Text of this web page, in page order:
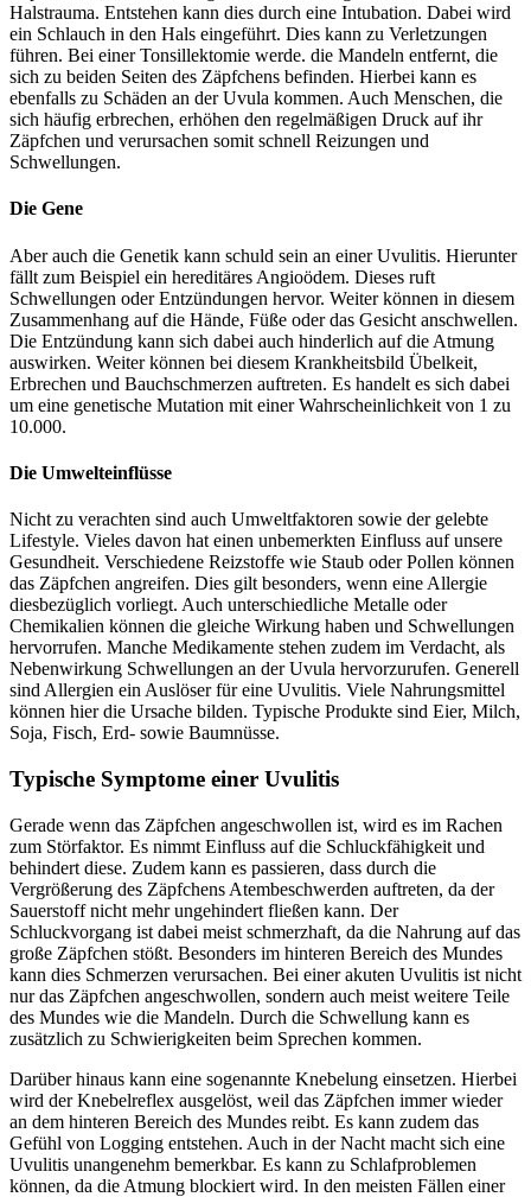
Halstrauma. Entstehen kann dies durch eine Intubation. Dabei wird
ein Schlauch in den Hals eingeführt. Dies kann zu Verletzungen
führen. Bei einer Tonsillektomie werde. die Mandeln entfernt, die
sich zu beiden Seiten des Zäpfchens befinden. Hierbei kann es
ebenfalls zu Schäden an der Uvula kommen. Auch Menschen, die
sich häufig erbrechen, erhöhen den regelmäßigen Druck auf ihr
Zäpfchen und verursachen somit schnell Reizungen und
Schwellungen.
Die Gene
Aber auch die Genetik kann schuld sein an einer Uvulitis. Hierunter
fällt zum Beispiel ein hereditäres Angioödem. Dieses ruft
Schwellungen oder Entzündungen hervor. Weiter können in diesem
Zusammenhang auf die Hände, Füße oder das Gesicht anschwellen.
Die Entzündung kann sich dabei auch hinderlich auf die Atmung
auswirken. Weiter können bei diesem Krankheitsbild Übelkeit,
Erbrechen und Bauchschmerzen auftreten. Es handelt es sich dabei
um eine genetische Mutation mit einer Wahrscheinlichkeit von 1 zu
10.000.
Die Umwelteinflüsse
Nicht zu verachten sind auch Umweltfaktoren sowie der gelebte
Lifestyle. Vieles davon hat einen unbemerkten Einfluss auf unsere
Gesundheit. Verschiedene Reizstoffe wie Staub oder Pollen können
das Zäpfchen angreifen. Dies gilt besonders, wenn eine Allergie
diesbezüglich vorliegt. Auch unterschiedliche Metalle oder
Chemikalien können die gleiche Wirkung haben und Schwellungen
hervorrufen. Manche Medikamente stehen zudem im Verdacht, als
Nebenwirkung Schwellungen an der Uvula hervorzurufen. Generell
sind Allergien ein Auslöser für eine Uvulitis. Viele Nahrungsmittel
können hier die Ursache bilden. Typische Produkte sind Eier, Milch,
Soja, Fisch, Erd- sowie Baumnüsse.
Typische Symptome einer Uvulitis
Gerade wenn das Zäpfchen angeschwollen ist, wird es im Rachen
zum Störfaktor. Es nimmt Einfluss auf die Schluckfähigkeit und
behindert diese. Zudem kann es passieren, dass durch die
Vergrößerung des Zäpfchens Atembeschwerden auftreten, da der
Sauerstoff nicht mehr ungehindert fließen kann. Der
Schluckvorgang ist dabei meist schmerzhaft, da die Nahrung auf das
große Zäpfchen stößt. Besonders im hinteren Bereich des Mundes
kann dies Schmerzen verursachen. Bei einer akuten Uvulitis ist nicht
nur das Zäpfchen angeschwollen, sondern auch meist weitere Teile
des Mundes wie die Mandeln. Durch die Schwellung kann es
zusätzlich zu Schwierigkeiten beim Sprechen kommen.
Darüber hinaus kann eine sogenannte Knebelung einsetzen. Hierbei
wird der Knebelreflex ausgelöst, weil das Zäpfchen immer wieder
an dem hinteren Bereich des Mundes reibt. Es kann zudem das
Gefühl von Logging entstehen. Auch in der Nacht macht sich eine
Uvulitis unangenehm bemerkbar. Es kann zu Schlafproblemen
können, da die Atmung blockiert wird. In den meisten Fällen einer